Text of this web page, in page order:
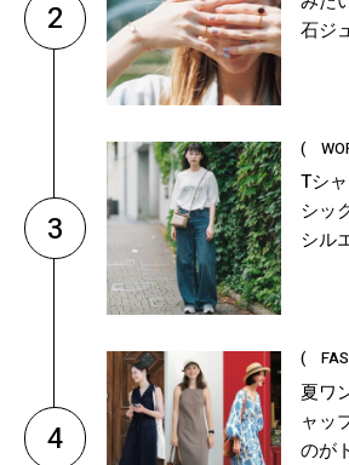
2
石ジ
3
(
Tシ
シッ
シル
4
(
夏ワ
ャッ
のが